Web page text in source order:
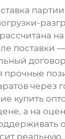
поставки
прочные
через
купить
а на